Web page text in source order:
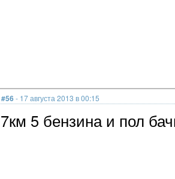
#56- 17 августа 2013 в 00:15
7км 5 бензина и пол